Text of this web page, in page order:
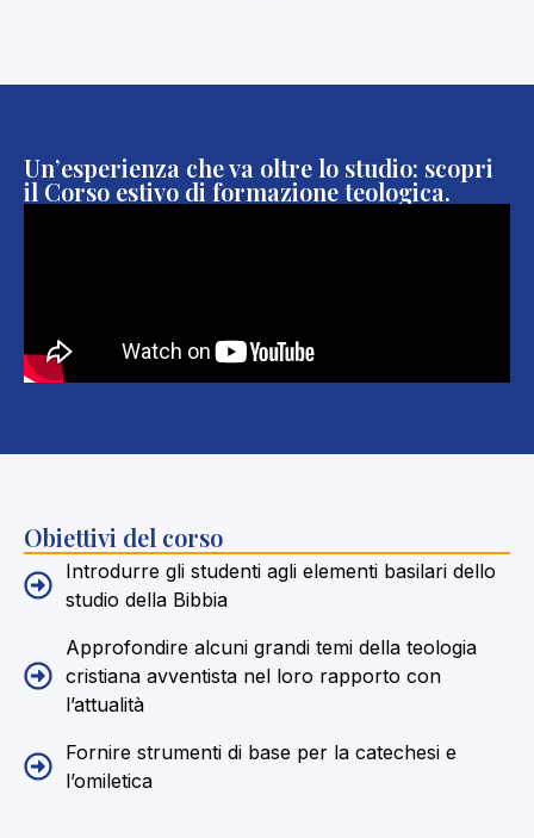
Un’esperienza che va oltre lo studio: scopri
il Corso estivo di formazione teologica.
Obiettivi del corso
Introdurre gli studenti agli elementi basilari dello
studio della Bibbia
Approfondire alcuni grandi temi della teologia
cristiana avventista nel loro rapporto con
l’attualità
Fornire strumenti di base per la catechesi e
l’omiletica